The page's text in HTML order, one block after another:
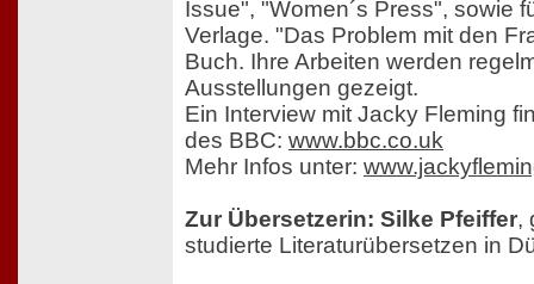
Issue", "Women´s Press", sowie
Verlage. "Das Problem mit den
Buch. Ihre Arbeiten werden
Ausstellungen gezeigt.
Ein Interview mit Jacky Fleming
des BBC: www.bbc.co.uk
Mehr Infos unter:
Zur Übersetzerin: Silke Pfeiffer,
studierte Literaturübersetzen in